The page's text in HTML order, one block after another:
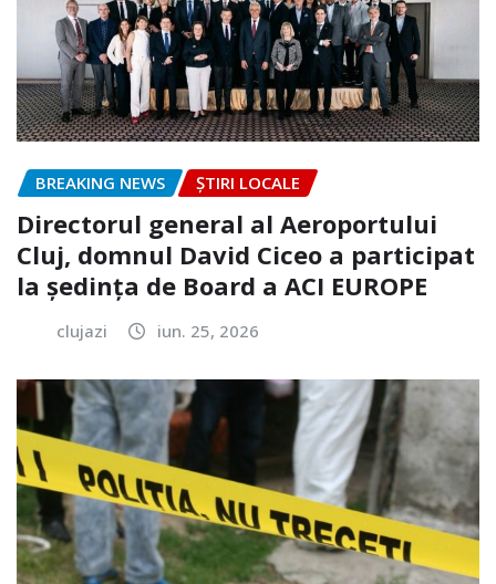
BREAKING NEWS ȘTIRI LOCALE
Directorul general al Aeroportului
Cluj, domnul David Ciceo a participat
la ședința de Board a ACI EUROPE
clujazi iun. 25, 2026